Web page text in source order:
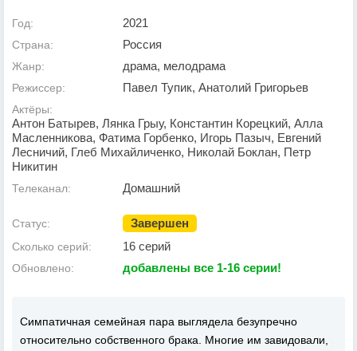
Год: 2021
Страна: Россия
Жанр: драма, мелодрама
Режиссер: Павел Тупик, Анатолий Григорьев
Актёры:
Антон Батырев, Лянка Грыу, Константин Корецкий, Алла
Масленникова, Фатима Горбенко, Игорь Пазыч, Евгений
Лесничий, Глеб Михайличенко, Николай Боклан, Петр
Никитин
Телеканал: Домашний
Статус: Завершен
Сколько серий: 16 серий
Обновлено: добавлены все 1-16 серии!
Симпатичная семейная пара выглядела безупречно
относительно собственного брака. Многие им завидовали,